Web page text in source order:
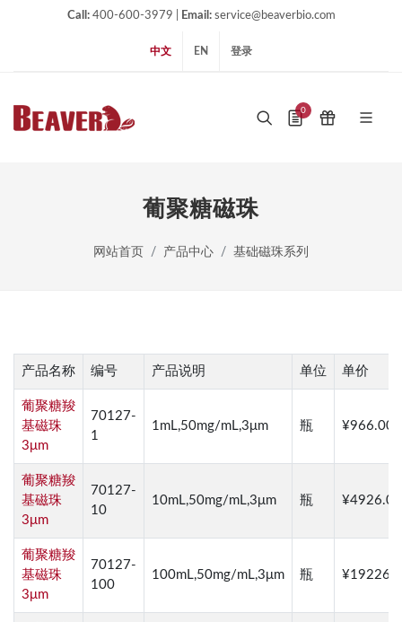
Call:400-600-3979 | Email:service@beaverbio.com
中文 EN 登录
0
葡聚糖磁珠
网站首页 产品中心 基础磁珠系列
产品名称 编号 产品说明 单位 单价
葡聚糖羧
基磁珠
3μm
70127-
1
1mL,50mg/mL,3μm 瓶 ¥966.00
葡聚糖羧
基磁珠
3μm
70127-
10
10mL,50mg/mL,3μm 瓶 ¥4926.00
葡聚糖羧
基磁珠
3μm
70127-
100
100mL,50mg/mL,3μm 瓶